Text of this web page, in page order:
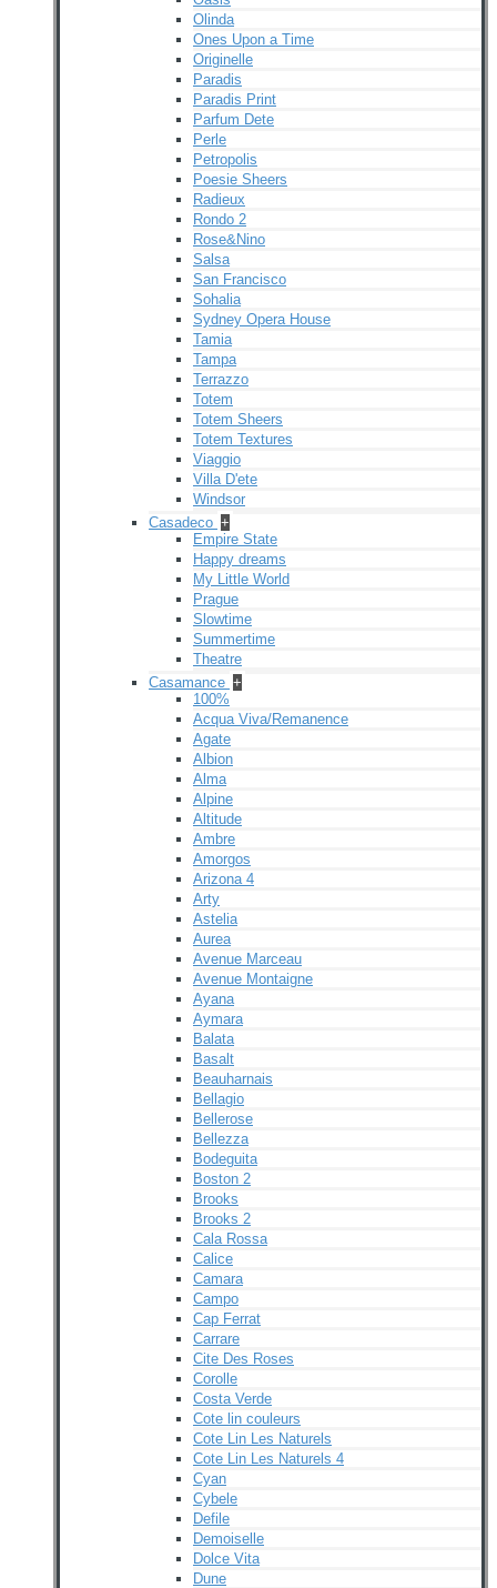
Olinda
Ones Upon a Time
Originelle
Paradis
Paradis Print
Parfum Dete
Perle
Petropolis
Poesie Sheers
Radieux
Rondo 2
Rose&Nino
Salsa
San Francisco
Sohalia
Sydney Opera House
Tamia
Tampa
Terrazzo
Totem
Totem Sheers
Totem Textures
Viaggio
Villa D'ete
Windsor
Casadeco +
Empire State
Happy dreams
My Little World
Prague
Slowtime
Summertime
Theatre
Casamance +
100%
Acqua Viva/Remanence
Agate
Albion
Alma
Alpine
Altitude
Ambre
Amorgos
Arizona 4
Arty
Astelia
Aurea
Avenue Marceau
Avenue Montaigne
Ayana
Aymara
Balata
Basalt
Beauharnais
Bellagio
Bellerose
Bellezza
Bodeguita
Boston 2
Brooks
Brooks 2
Cala Rossa
Calice
Camara
Campo
Cap Ferrat
Carrare
Cite Des Roses
Corolle
Costa Verde
Cote lin couleurs
Cote Lin Les Naturels
Cote Lin Les Naturels 4
Cyan
Cybele
Defile
Demoiselle
Dolce Vita
Dune